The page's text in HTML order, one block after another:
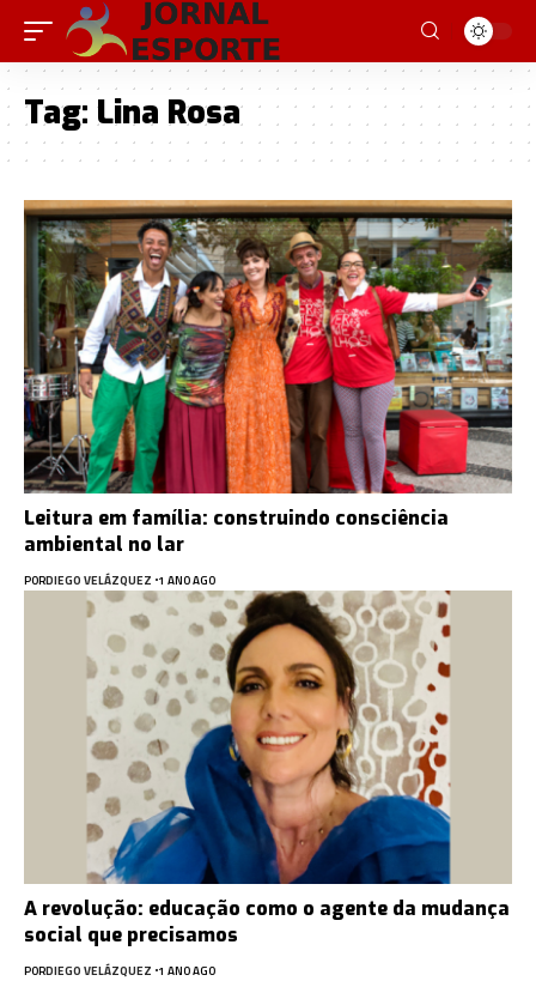
Tag: Lina Rosa
Leitura em família: construindo consciência
ambiental no lar
PORDIEGO VELÁZQUEZ 1 ANO AGO
A revolução: educação como o agente da mudança
social que precisamos
PORDIEGO VELÁZQUEZ 1 ANO AGO